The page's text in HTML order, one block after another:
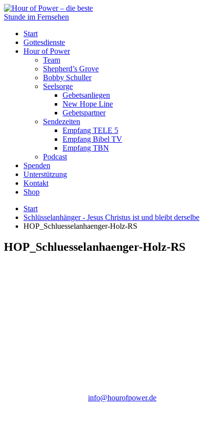
Start
Gottesdienste
Hour of Power
Team
Shepherd’s Grove
Bobby Schuller
Seelsorge
Gebetsanliegen
New Hope Line
Gebetspartner
Sendezeiten
Empfang TELE 5
Empfang Bibel TV
Empfang TBN
Podcast
Spenden
Unterstützung
Kontakt
Shop
Start
Schlüsselanhänger - Jesus Christus ist und bleibt derselbe
HOP_Schluesselanhaenger-Holz-RS
HOP_Schluesselanhaenger-Holz-RS
info@hourofpower.de